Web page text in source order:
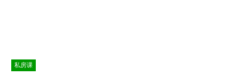
私房课